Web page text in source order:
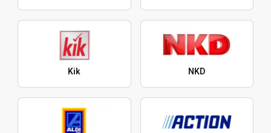
Kik NKD